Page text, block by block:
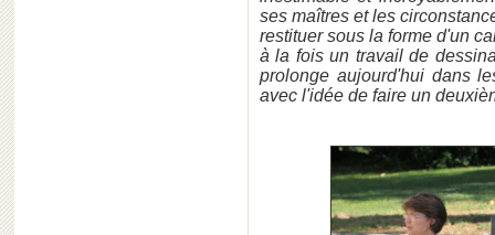
ses maîtres et les
restituer sous la forme d'un
à la fois un travail de
prolonge aujourd'hui dans
avec l'idée de faire un